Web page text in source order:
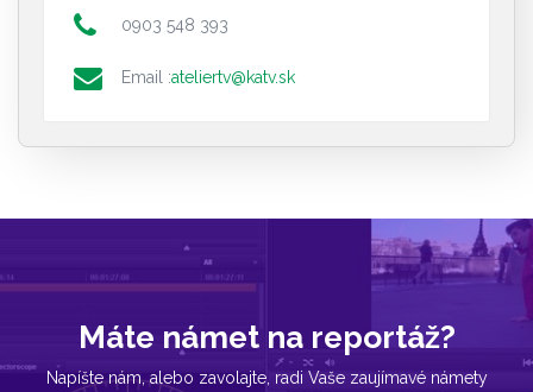
0903 548 393
Email :ateliertv@katv.sk
Máte námet na reportáž?
Napíšte nám, alebo zavolajte, radi Vaše zaujímavé námety